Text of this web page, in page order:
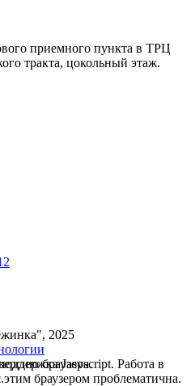
приемного пункта в ТРЦ
тракта, цокольный этаж.
2025
Jasvscript. Работа в
браузера.
браузером проблематична.